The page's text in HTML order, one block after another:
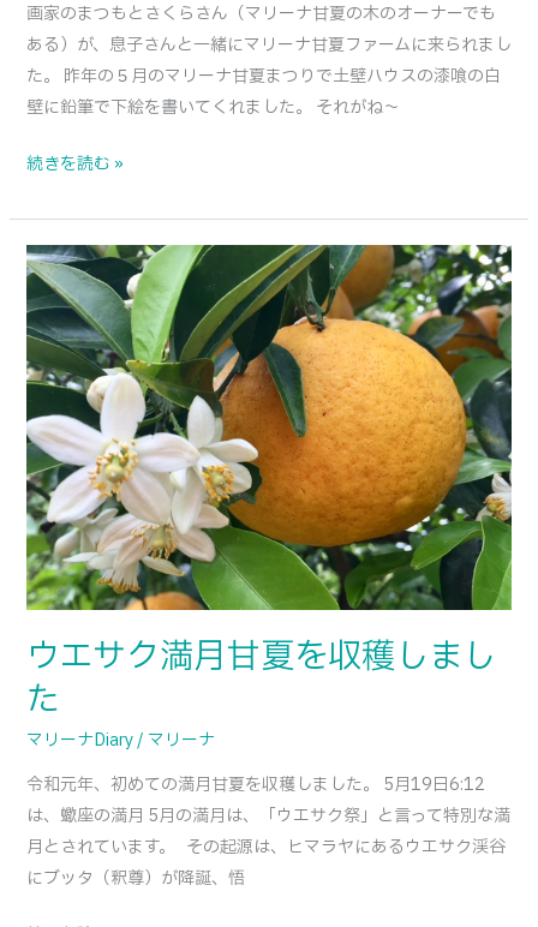
画家のまつもとさくらさん（マリーナ甘夏の木のオーナーでも
ある）が、息子さんと一緒にマリーナ甘夏ファームに来られまし
た。 昨年の５月のマリーナ甘夏まつりで土壁ハウスの漆喰の白
壁に鉛筆で下絵を書いてくれました。 それがね〜
続きを読む »
ウエサク満月甘夏を収穫しまし
た
マリーナDiary/ マリーナ
令和元年、初めての満月甘夏を収穫しました。 5月19日6:12
は、蠍座の満月 5月の満月は、「ウエサク祭」と言って特別な満
月とされています。 その起源は、ヒマラヤにあるウエサク渓谷
にブッタ（釈尊）が降誕、悟
ウ
エ
サ
ク
満
月
甘
夏
を
収
穫
し
し
た